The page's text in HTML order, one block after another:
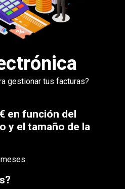
gestionar tus facturas?
en función del
y el tamaño de la